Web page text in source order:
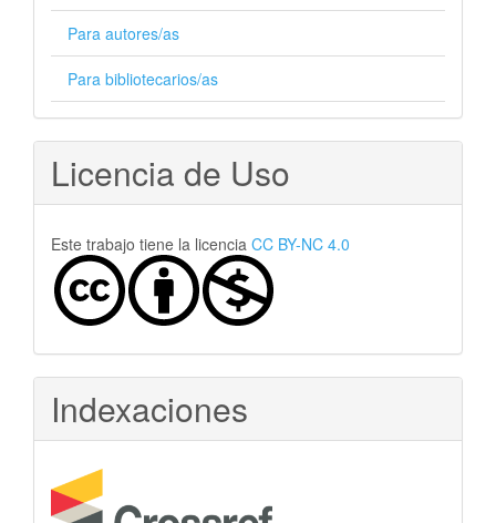
Para autores/as
Para bibliotecarios/as
Licencia de Uso
Este trabajo tiene la licencia CC BY-NC 4.0
Indexaciones